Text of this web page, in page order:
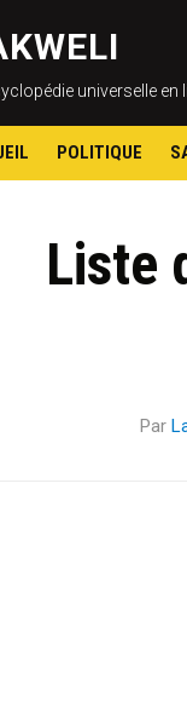
universelle en
POLITIQUE
Liste
Par